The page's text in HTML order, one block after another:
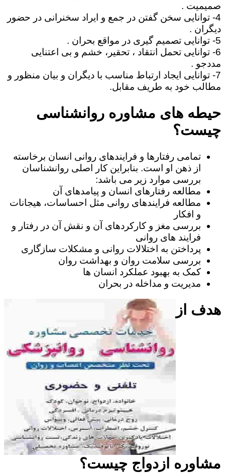
صمیمیت .
4- توانایی سخن گفتن در جمع و ایراد سخنرانی در حضور
دیگران .
5- توانایی تصمیم گیری در مواقع بحران .
6- توانایی تحمل انتقاد ، تحقیر، خشم و بی اعتنایی
مددجو .
7- توانایی ایجاد ارتباط مناسب با دیگران و بیان منظور و
مطالب خود به طریف مقابل.
حیطه های مشاوره روانشناسی
چیست؟
تمامی رفتارها و فرایندهای روانی انسان برخاسته
از ذهن او است. بنابراین کار اصلی روانشناسان
بررسی موارد زیر می باشد:
مطالعه رفتارهای انسان و پیامدهای آن
مطالعه فرایندهای روانی مثل احساسات، هیجانات
و افکار
بررسی مغز و کارکردهای آن و نقش آن در رفتار و
فرایند های روانی
پرداختن به اختلالات روانی و مشکلات سازگاری
بررسی سلامت روان و بهداشت روان
کمک به بهبود عملکرد انسان ها
مدیریت و مداخله در بحران
هدف از
مشاوره ازدواج چیست؟